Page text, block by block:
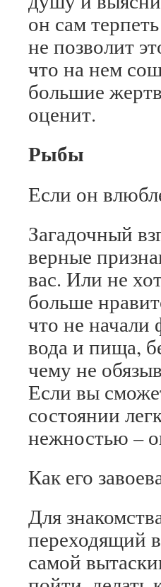
он сам
не позволит
что на нем
большие
оценит.
Рыбы
Если он
Загадочный
верные
вас. Или не
больше
что не
вода и пища,
чему не
Если вы
состоянии
нежностью –
Как его
Для
переходящий
самой